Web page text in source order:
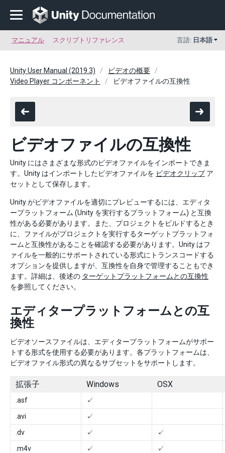
マニュアル スクリプトリファレンス 言語: 日本語
Unity User Manual (2019.3)
ビデオの概要
Video Player コンポーネント
ビデオファイルの互換性
ビデオファイルの互換性
Unity にはさまざまな形式のビデオファイルをインポートできま
す。Unity はインポートしたビデオファイルを ビデオクリップア
セットとして保存します。
Unity がビデオファイルを適切にプレビューするには、エディタ
ープラットフォーム (Unity を実行するプラットフォーム) と互換
性がある必要があります。また、プロジェクトをビルドするとき
に、ファイルがプロジェクトを実行するターゲットプラットフォ
ームと互換性があることを確認する必要があります。Unity はフ
ァイルを一般的にサポートされている形式にトランスコードする
オプションを提供しますが、互換性を自身で管理することもでき
ます。詳細は、後述の ターゲットプラットフォームとの互換性
を参照してください。
エディタープラットフォームとの互
換性
ビデオソースファイルは、エディタープラットフォームがサポー
トする形式を使用する必要があります。各プラットフォームは、
ビデオファイル形式の異なるサブセットをサポートします。
拡張子 Windows OSX
.asf
✓
.avi
✓
.dv
✓
✓
.m4v
✓
✓